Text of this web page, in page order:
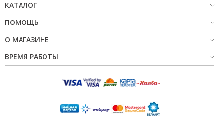
КАТАЛОГ
ПОМОЩЬ
О МАГАЗИНЕ
ВРЕМЯ РАБОТЫ